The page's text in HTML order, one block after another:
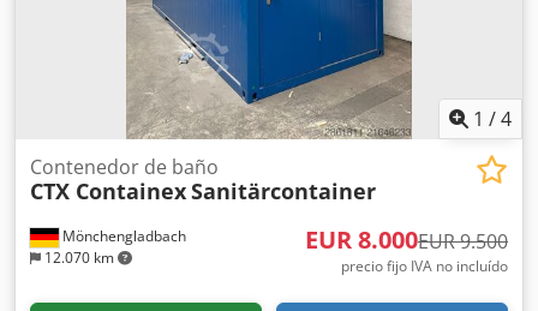
1 /4
Mönchengladbach
12.070 km
Contenedor de baño
CTX ContainexSanitärcontainer
EUR 8.000EUR 9.500
precio fijo IVA no incluído